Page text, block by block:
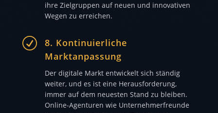
ihre Zielgruppen auf neuen und innovativen
Wegen zu erreichen.
R
8. Kontinuierliche
Marktanpassung
Der digitale Markt entwickelt sich ständig
weiter, und es ist eine Herausforderung,
immer auf dem neuesten Stand zu bleiben.
Online-Agenturen wie Unternehmerfreunde